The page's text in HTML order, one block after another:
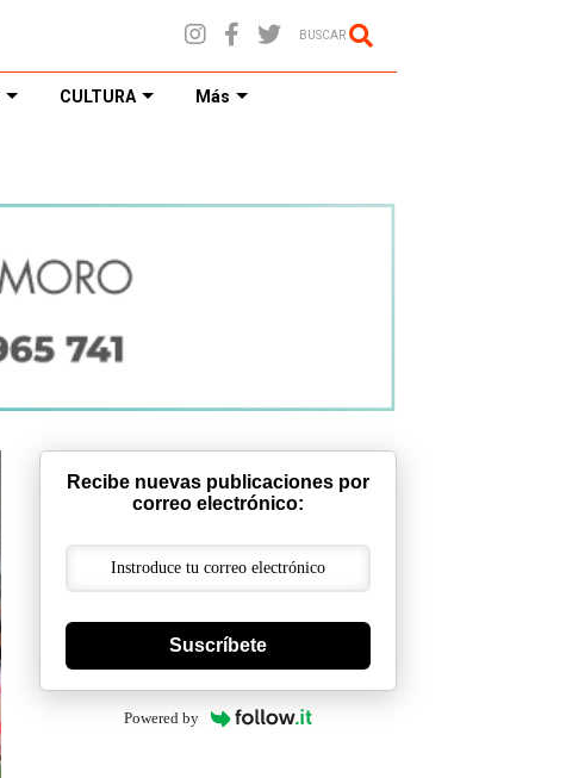
BUSCAR
CULTURA Más
Recibe nuevas publicaciones por
correo electrónico:
Suscríbete
Powered by